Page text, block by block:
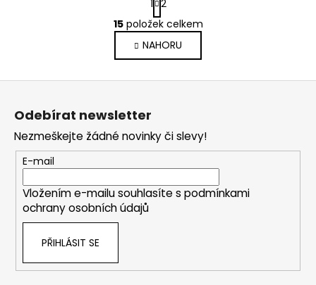
O
v
l
á
d
p
r
v
k
y
t
r
á
n
k
1 2
15položek celkem
NAHORU
Z
Odebírat newsletter
Nezmeškejte žádné novinky či slevy!
E-mail
Vložením e-mailu souhlasíte s podmínkami
ochrany osobních údajů
PŘIHLÁSIT SE